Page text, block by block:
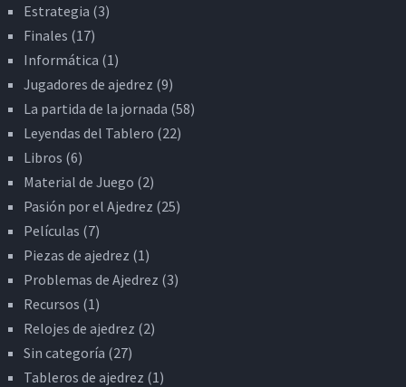
Estrategia (3)
Finales (17)
Informática (1)
Jugadores de ajedrez (9)
La partida de la jornada (58)
Leyendas del Tablero (22)
Libros (6)
Material de Juego (2)
Pasión por el Ajedrez (25)
Películas (7)
Piezas de ajedrez (1)
Problemas de Ajedrez (3)
Recursos (1)
Relojes de ajedrez (2)
Sin categoría (27)
Tableros de ajedrez (1)